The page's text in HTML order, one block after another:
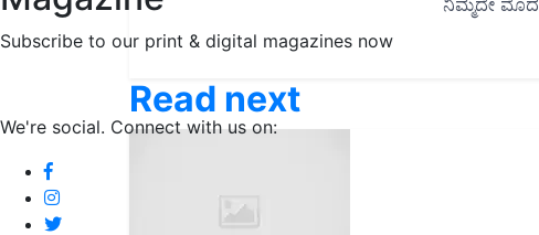
Subscribe to our print & digital magazines now
We're social. Connect with us on:
Read next